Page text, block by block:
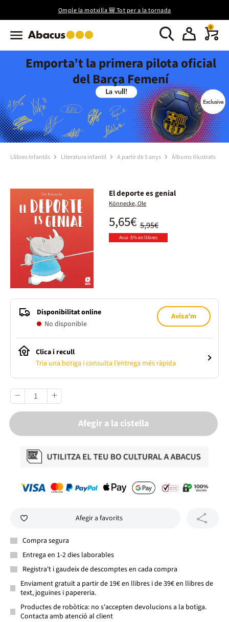
Omple la motxilla 🎒 Tot per a la tornada
0
Emporta’t la primera pilota oficial
del Barça Femení
Llibres Infantils Literatura infantil A partir de 5 anys Àlbums il·lustrats
El deporte es genial
Könnecke, Ole
5,95€
5,65€
Avui -5% en llibres
Disponibilitat online
No disponible
Avisa'm
Clica i recull
Tria una botiga i consulta l’entrega més ràpida
Afegir a la cistella
Afegir a favorits
Compra segura
Entrega en 1-2 dies laborables
Registra't i gaudeix de descomptes en cada compra
Enviament gratuït a partir de 19€ en llibres i de 39€ en llibres de
text, joguines i papereria.
Productes de robòtica: no s'accepten devolucions a la botiga.
Contacta amb atenció al client